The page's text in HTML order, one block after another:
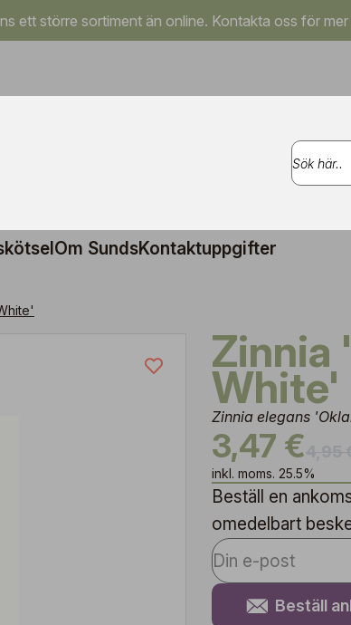
ett större sortiment än online. Kontakta oss för
Om SundsKontaktuppgifter
Zinnia 'Oklahoma
White'
Zinnia elegans
3,47 €
inkl. moms. 25.5%
Beställ en
omedelbart
Beställ